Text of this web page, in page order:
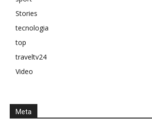
Stories
tecnologia
top
traveltv24
Video
Meta